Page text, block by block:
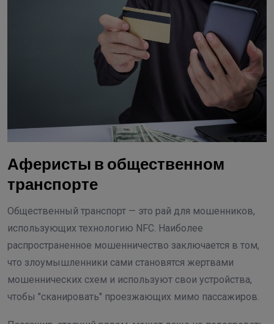
Аферисты в общественном
транспорте
Общественный транспорт — это рай для мошенников,
использующих технологию NFC. Наиболее
распространенное мошенничество заключается в том,
что злоумышленники сами становятся жертвами
мошеннических схем и используют свои устройства,
чтобы "сканировать" проезжающих мимо пассажиров.